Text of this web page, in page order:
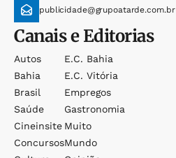
publicidade@grupoatarde.com.br
Canais e Editorias
Autos
Bahia
Brasil
Saúde
Cineinsite
Concursos
E.c. Bahia
E.c. Vitória
Empregos
Gastronomia
Muito
Mundo